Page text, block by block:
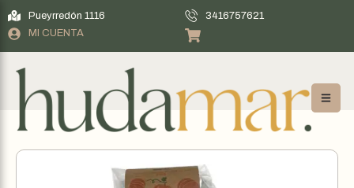
Pueyrredón 1116
3416757621
MI CUENTA